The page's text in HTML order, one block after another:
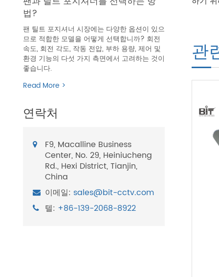
법?
팬 틸트 포지셔너 시장에는 다양한 옵션이 있으
므로 적합한 모델을 어떻게 선택합니까? 회전
속도, 회전 각도, 작동 전압, 부하 용량, 제어 및
환경 기능의 다섯 가지 측면에서 고려하는 것이
좋습니다.
Read More >
연락처
F9, Macalline Business
Center, No. 29, Heiniucheng
Rd., Hexi District, Tianjin,
China
이메일: sales@bit-cctv.com
텔: +86-139-2068-8922
관